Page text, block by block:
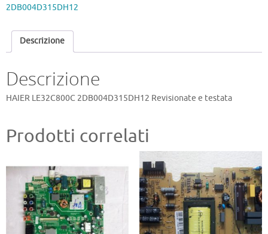
2DB004D315DH12
Descrizione
Descrizione
HAIER LE32C800C 2DB004D315DH12 Revisionate e testata
Prodotti correlati